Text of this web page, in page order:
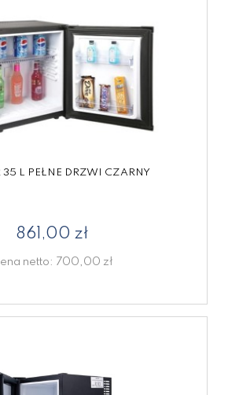
35 L PEŁNE DRZWI CZARNY
861,00 zł
netto: 700,00 zł